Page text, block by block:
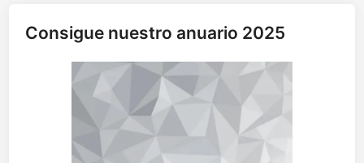
z
Consigue nuestro anuario 2025